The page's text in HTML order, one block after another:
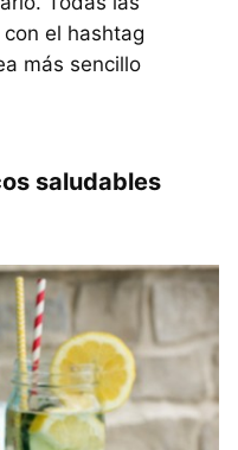
el hashtag
más sencillo
saludables